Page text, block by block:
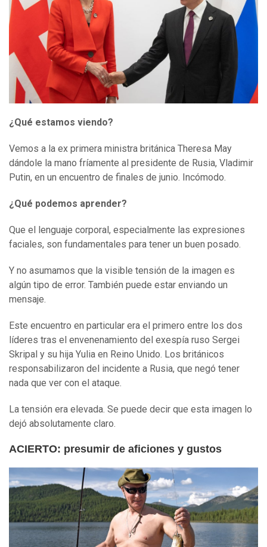
¿Qué estamos viendo?
Vemos a la ex primera ministra británica Theresa May
dándole la mano fríamente al presidente de Rusia, Vladimir
Putin, en un encuentro de finales de junio. Incómodo.
¿Qué podemos aprender?
Que el lenguaje corporal, especialmente las expresiones
faciales, son fundamentales para tener un buen posado.
Y no asumamos que la visible tensión de la imagen es
algún tipo de error. También puede estar enviando un
mensaje.
Este encuentro en particular era el primero entre los dos
líderes tras el envenenamiento del exespía ruso Sergei
Skripal y su hija Yulia en Reino Unido. Los británicos
responsabilizaron del incidente a Rusia, que negó tener
nada que ver con el ataque.
La tensión era elevada. Se puede decir que esta imagen lo
dejó absolutamente claro.
ACIERTO: presumir de aficiones y gustos